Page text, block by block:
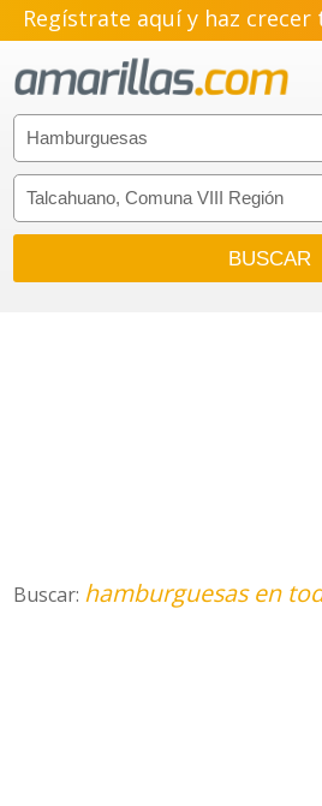
Regístrate aquí y haz crecer
Buscar: hamburguesas en